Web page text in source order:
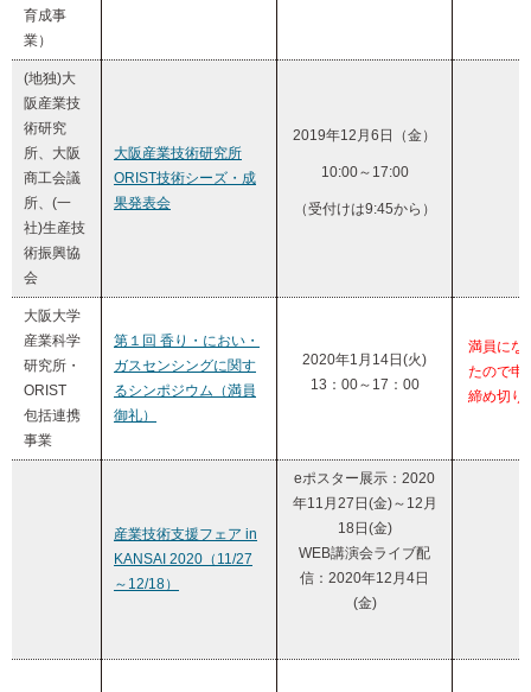
育成事
業）
(地独)大
阪産業技
術研究
所、大阪
商工会議
所、(一
社)生産技
術振興協
会
大阪産業技術研究所
ORIST技術シーズ・成
果発表会
2019年12月6日（金）
10:00～17:00
（受付けは9:45から）
大阪大学
産業科学
研究所・
ORIST
包括連携
事業
第１回 香り・におい・
ガスセンシングに関す
るシンポジウム（満員
御礼）
2020年1月14日(火)
13：00～17：00
満員にな
たので申
締め切り
産業技術支援フェア in
KANSAI 2020（11/27
～12/18）
eポスター展示：2020
年11月27日(金)～12月
18日(金)
WEB講演会ライブ配
信：2020年12月4日
(金)